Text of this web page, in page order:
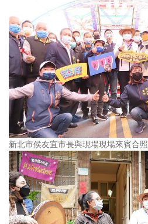
新北市侯友宜市長與現場現場來賓合照